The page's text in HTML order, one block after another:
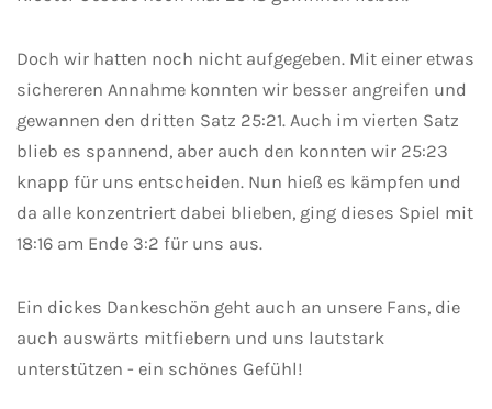
Doch wir hatten noch nicht aufgegeben. Mit einer etwas
sichereren Annahme konnten wir besser angreifen und
gewannen den dritten Satz 25:21. Auch im vierten Satz
blieb es spannend, aber auch den konnten wir 25:23
knapp für uns entscheiden. Nun hieß es kämpfen und
da alle konzentriert dabei blieben, ging dieses Spiel mit
18:16 am Ende 3:2 für uns aus.
Ein dickes Dankeschön geht auch an unsere Fans, die
auch auswärts mitfiebern und uns lautstark
unterstützen - ein schönes Gefühl!